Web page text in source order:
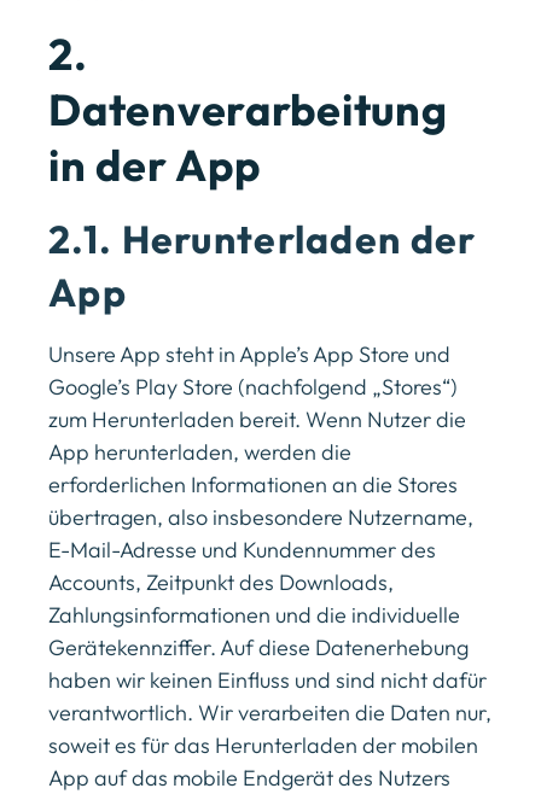
2.
Datenverarbeitung
in der App
2.1. Herunterladen der
App
Unsere App steht in ​Apple’s App Store und
Google’s Play Store​ (nachfolgend „Stores“)
zum Herunterladen bereit. Wenn Nutzer die
App herunterladen, werden die
erforderlichen Informationen an die Stores
übertragen, also insbesondere Nutzername,
E-Mail-Adresse und Kundennummer des
Accounts, Zeitpunkt des Downloads,
Zahlungsinformationen und die individuelle
Gerätekennziffer. Auf diese Datenerhebung
haben wir keinen Einfluss und sind nicht dafür
verantwortlich. Wir verarbeiten die Daten nur,
soweit es für das Herunterladen der mobilen
App auf das mobile Endgerät des Nutzers